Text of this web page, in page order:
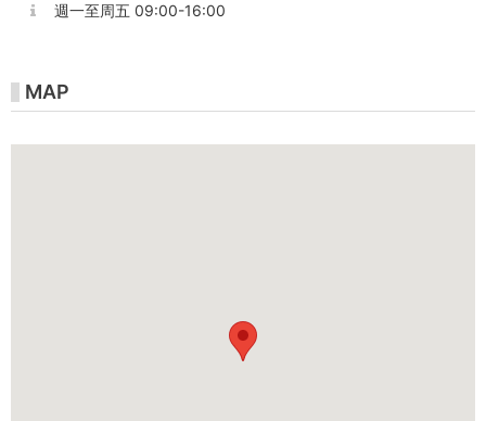
週一至周五 09:00-16:00
MAP